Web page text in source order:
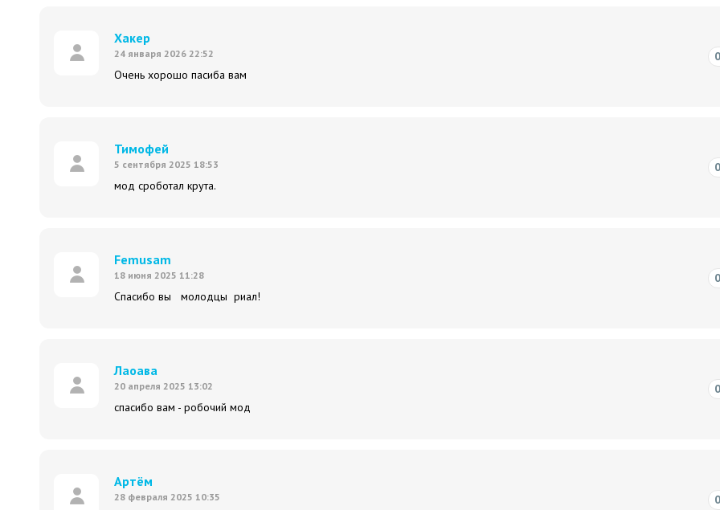
Хакер
24 января 2026 22:52
Очень хорошо пасиба вам
Тимофей
5 сентября 2025 18:53
мод сроботал крута.
Femusam
18 июня 2025 11:28
Спасибо вы молодцы риал!
Лаоава
20 апреля 2025 13:02
спасибо вам - робочий мод
Артём
28 февраля 2025 10:35